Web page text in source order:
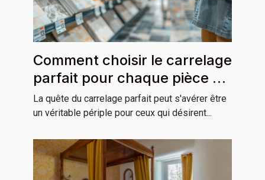
Comment choisir le carrelage
parfait pour chaque pièce de
la maison
La quête du carrelage parfait peut s'avérer être
un véritable périple pour ceux qui désirent...